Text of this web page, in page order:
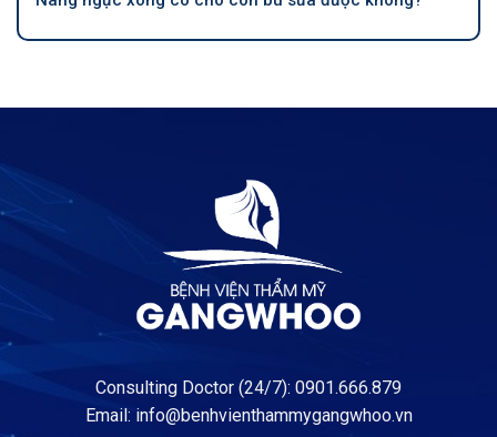
Consulting Doctor (24/7): 0901.666.879
Email: info@benhvienthammygangwhoo.vn